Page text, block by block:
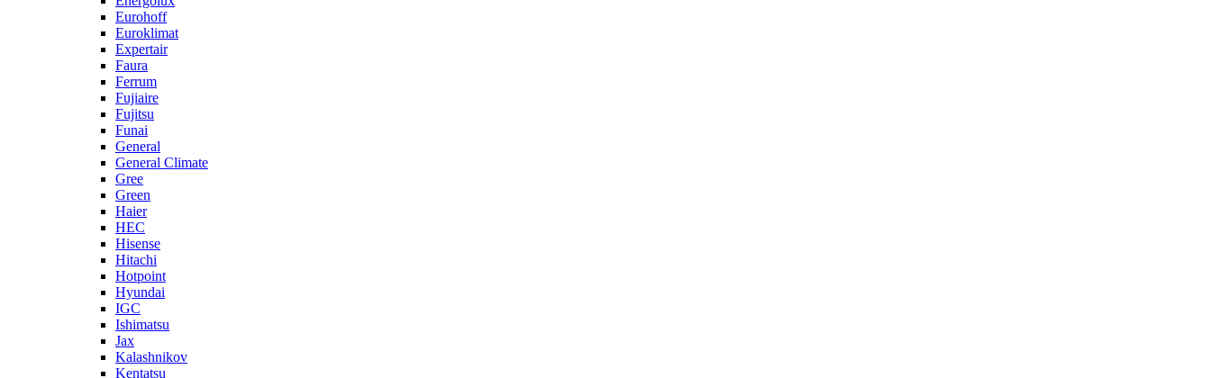
Eurohoff
Euroklimat
Expertair
Faura
Ferrum
Fujiaire
Fujitsu
Funai
General
General Climate
Gree
Green
Haier
HEC
Hisense
Hitachi
Hotpoint
Hyundai
IGC
Ishimatsu
Jax
Kalashnikov
Kentatsu